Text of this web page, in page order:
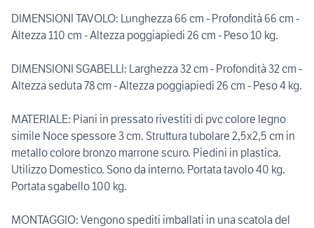
DIMENSIONI TAVOLO: Lunghezza 66 cm - Profondità 66 cm -
Altezza 110 cm - Altezza poggiapiedi 26 cm - Peso 10 kg.
DIMENSIONI SGABELLI: Larghezza 32 cm - Profondità 32 cm -
Altezza seduta 78 cm - Altezza poggiapiedi 26 cm - Peso 4 kg.
MATERIALE: Piani in pressato rivestiti di pvc colore legno
simile Noce spessore 3 cm. Struttura tubolare 2,5x2,5 cm in
metallo colore bronzo marrone scuro. Piedini in plastica.
Utilizzo Domestico. Sono da interno. Portata tavolo 40 kg.
Portata sgabello 100 kg.
MONTAGGIO: Vengono spediti imballati in una scatola del